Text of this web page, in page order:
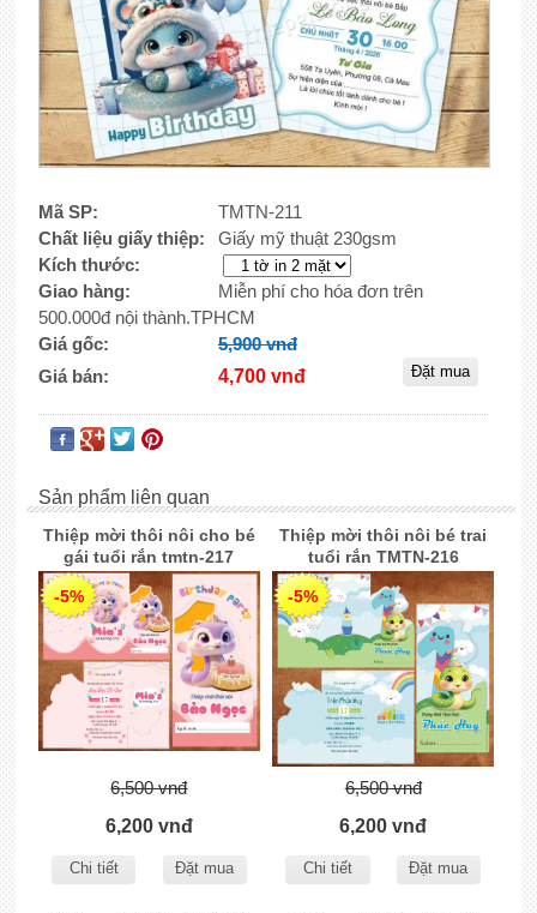
Mã SP:
TMTN-211
Chất liệu giấy thiệp:
Giấy mỹ thuật 230gsm
Kích thước:
Giao hàng:
Miễn phí cho hóa đơn trên
500.000đ nội thành.TPHCM
Giá gốc:
5,900 vnđ
Giá bán:
4,700 vnđ
Sản phẩm liên quan
Thiệp mời thôi nôi cho bé
gái tuổi rắn tmtn-217
-5%
6,500 vnđ
6,200 vnđ
Chi tiết Đặt mua
Thiệp mời thôi nôi bé trai
tuổi rắn TMTN-216
-5%
6,500 vnđ
6,200 vnđ
Chi tiết Đặt mua